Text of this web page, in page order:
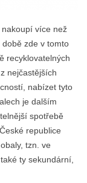
více než
zde v tomto
recyklovatelných
nejčastějších
nabízet tyto
je dalším
spotřebě
republice
tzn. ve
ty sekundární,